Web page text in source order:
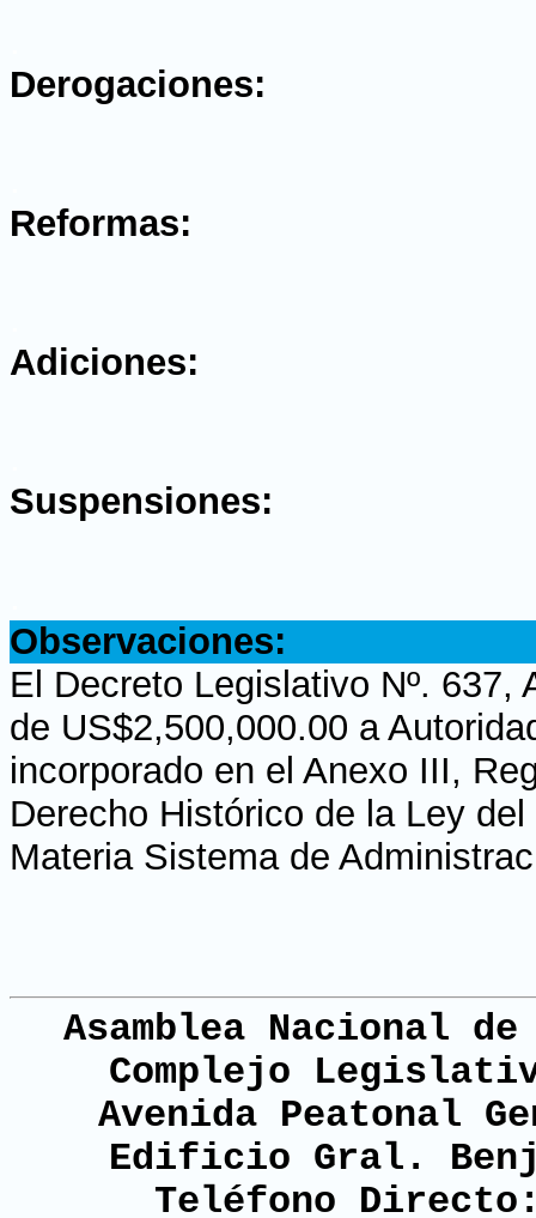
Derogaciones:
Reformas:
Adiciones:
Suspensiones:
Observaciones:
El Decreto Legislativo Nº.
de US$2,500,000.00 a
incorporado en el Anexo III,
Derecho Histórico de la Ley
Materia Sistema de
Asamblea Nacional
Complejo
Avenida Peatonal
Edificio Gral.
Teléfono